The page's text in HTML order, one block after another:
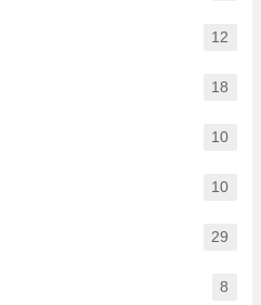
12
18
10
10
29
8